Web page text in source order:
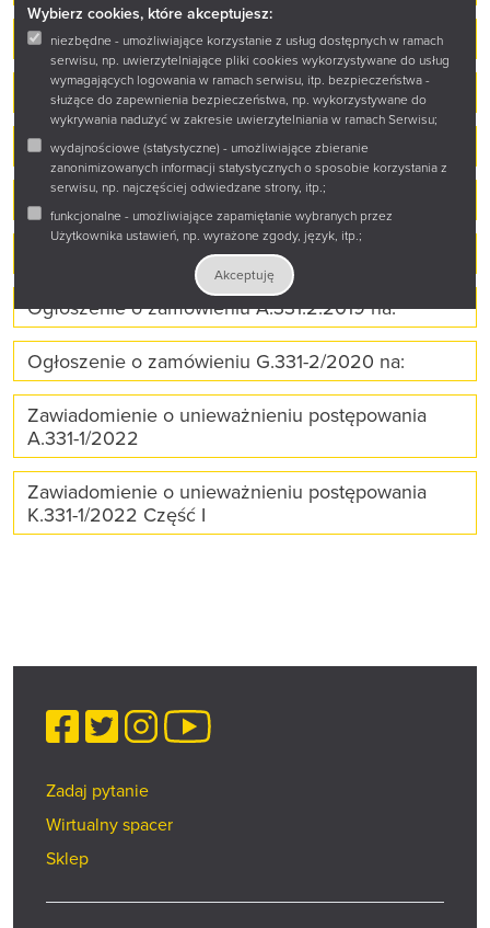
Wybierz cookies, które akceptujesz:
niezbędne - umożliwiające korzystanie z usług dostępnych w ramach
serwisu, np. uwierzytelniające pliki cookies wykorzystywane do usług
wymagających logowania w ramach serwisu, itp. bezpieczeństwa -
służące do zapewnienia bezpieczeństwa, np. wykorzystywane do
wykrywania nadużyć w zakresie uwierzytelniania w ramach Serwisu;
wydajnościowe (statystyczne) - umożliwiające zbieranie
zanonimizowanych informacji statystycznych o sposobie korzystania z
serwisu, np. najczęściej odwiedzane strony, itp.;
funkcjonalne - umożliwiające zapamiętanie wybranych przez
Użytkownika ustawień, np. wyrażone zgody, język, itp.;
Akceptuję
Ogłoszenie o zamówieniu K.331-1/2022:
Ogłoszenie o zamówieniu K.331-1/2023:
Ogłoszenie o zamówieniu K.331-3/2022:
Ogłoszenie o zamówieniu K.331-6/2023
Ogłoszenie o zamówieniu K.331-9/2023
Ogłoszenie o zamówieniu A.331.2.2019 na:
Ogłoszenie o zamówieniu G.331-2/2020 na:
Zawiadomienie o unieważnieniu postępowania
A.331-1/2022
Zawiadomienie o unieważnieniu postępowania
K.331-1/2022 Część I
Facebook
TwitterInstagram
YouTube
Zadaj pytanie
Wirtualny spacer
Sklep